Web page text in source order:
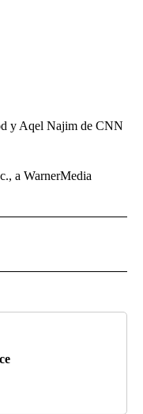
y Aqel Najim de CNN
a WarnerMedia
NOTIFICATIONS ABOUT